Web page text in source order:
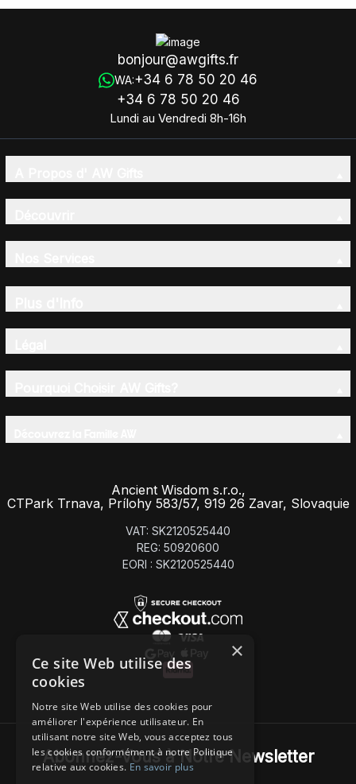
bonjour@awgifts.fr
WA:+34 6 78 50 20 46
+34 6 78 50 20 46
Lundi au Vendredi 8h-16h
Ancient Wisdom s.r.o.,
CTPark Trnava, Prílohy 583/57, 919 26 Zavar, Slovaquie
VAT: SK2120525440
REG: 50920600
EORI : SK2120525440
Abonnez-Vous à Notre Newsletter
×
Ce site Web utilise des
cookies
Notre site Web utilise des cookies pour
améliorer l'expérience utilisateur. En
utilisant notre site Web, vous acceptez tous
les cookies conformément à notre Politique
relative aux cookies.En savoir plus